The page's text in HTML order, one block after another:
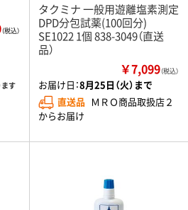
す
タクミナ 一般用遊離塩素測定
DPD分包試薬(100回分)
SE1022 1個 838-3049（直送
品）
￥7,099（税込）
お届け日：8月25日（火）まで
直送品 ＭＲＯ商品取扱店２
からお届け